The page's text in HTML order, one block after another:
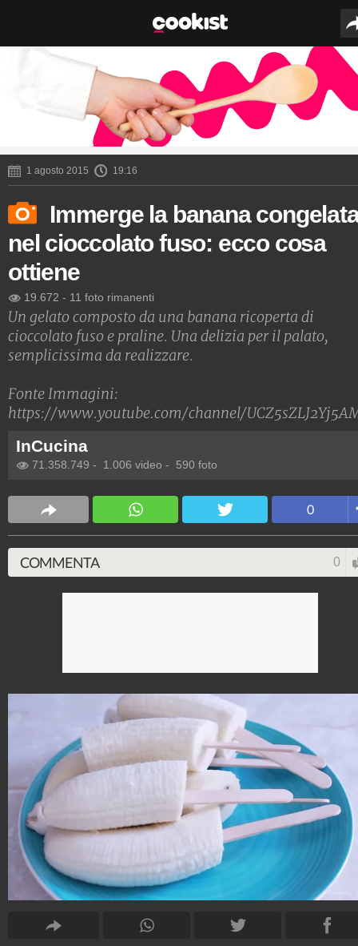
1 agosto 2015 19:16
Immerge la banana
nel cioccolato fuso: ecco cosa
ottiene
19.672 - 11 foto rimanenti
Un gelato composto da una banana ricoperta di
cioccolato fuso e praline. Una delizia per il palato,
semplicissima da realizzare.
Fonte Immagini:
https://www.youtube.com/channel/
InCucina
71.358.749 - 1.006 video - 590 foto
0
COMMENTA 0